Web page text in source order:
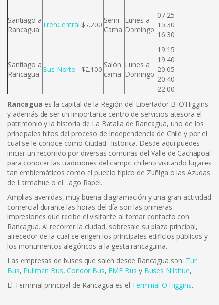
Santiago a
Rancagua
TrenCentral $7.200
Semi
Cama
Lunes a
Domingo
07:25
15:30
16:30
Santiago a
Rancagua
Bus Norte $2.100
Salón
cama
Lunes a
Domingo
19:15
19:40
20:05
20:40
22:00
Rancagua es la capital de la Región del Libertador B. O’Higgins
y además de ser un importante centro de servicios atesora el
patrimonio y la historia de La Batalla de Rancagua, uno de los
principales hitos del proceso de Independencia de Chile y por el
cual se le conoce como Ciudad Histórica. Desde aquí puedes
iniciar un recorrido por diversas comunas del Valle de Cachapoal
para conocer las tradiciones del campo chileno visitando lugares
tan emblemáticos como el pueblo típico de Zúñiga o las Azudas
de Larmahue o el Lago Rapel.
Amplias avenidas, muy buena diagramación y una gran actividad
comercial durante las horas del día son las primeras
impresiones que recibe el visitante al tomar contacto con
Rancagua. Al recorrer la ciudad, sobresale su plaza principal,
alrededor de la cual se erigen los principales edificios públicos y
los monumentos alegóricos a la gesta rancagüina.
Las empresas de buses que salen desde Rancagua son: Tur
Bus, Pullman Bus, Condor Bus, EME Bus y Buses Nilahue,
El Terminal principal de Rancagua es el Terminal O'Higgins.